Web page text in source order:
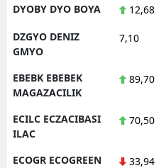
DYOBY DYO BOYA 12,68
DZGYO DENIZ
GMYO
7,10
EBEBK EBEBEK
MAGAZACILIK
89,70
ECILC ECZACIBASI
ILAC
70,50
ECOGR ECOGREEN
33,94